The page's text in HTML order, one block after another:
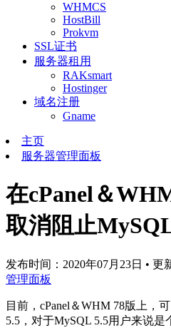
WHMCS
HostBill
Prokvm
SSL证书
服务器租用
RAKsmart
Hostinger
域名注册
Gname
主页
服务器管理面板
在cPanel＆
取消阻止
发布时间：2020年07月23日 • 更
管理面板
目前，cPanel＆WHM 78版上，
5.5，对于MySQL 5.5用户来说是